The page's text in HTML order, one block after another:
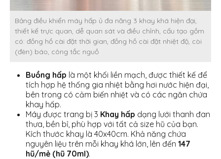
Bảng điều khiển máy hấp ủ đa năng 3 khay khá hiện đại,
thiết kế trực quan, dễ quan sát và điều chỉnh, cấu tạo gồm
có: đồng hồ cài đặt thời gian, đồng hồ cài đặt nhiệt độ, còi
(đèn) báo, công tắc nguồ
Buồng hấp là một khối liền mạch, được thiết kế để
tích hợp hệ thống gia nhiệt bằng hơi nước hiện đại,
bên trong có cảm biến nhiệt và có các ngăn chứa
khay hấp.
Máy được trang bị 3 Khay hấp dạng lưới thanh đan
thưa, bền bỉ, phù hợp với tất cả size hũ của bạn.
Kích thước khay là 40x40cm. Khả năng chứa
nguyên liệu trên mỗi khay khá lớn, lên đến 147
hũ/mẻ (hũ 70ml).